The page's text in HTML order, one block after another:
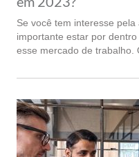
Se você tem interesse
importante estar por
esse mercado de